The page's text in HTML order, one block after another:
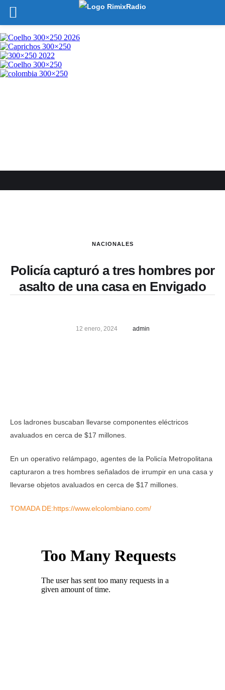
NACIONALES
Policía capturó a tres hombres por
asalto de una casa en Envigado
12 enero, 2024 admin
Los ladrones buscaban llevarse componentes eléctricos
avaluados en cerca de $17 millones.
En un operativo relámpago, agentes de la Policía Metropolitana
capturaron a tres hombres señalados de irrumpir en una casa y
llevarse objetos avaluados en cerca de $17 millones.
TOMADA DE:https://www.elcolombiano.com/